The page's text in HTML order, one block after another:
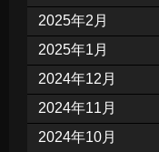
2025年2月
2025年1月
2024年12月
2024年11月
2024年10月